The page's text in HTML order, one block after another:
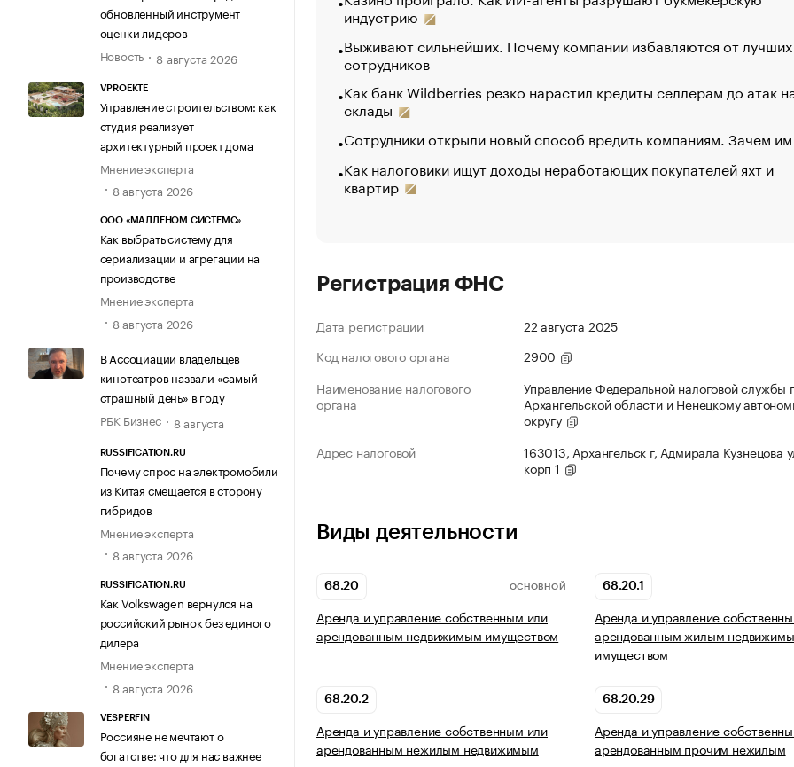
обновленный инструмент
оценки лидеров
Новость
8 августа 2026
VPROEKTE
Управление строительством: как
студия реализует
архитектурный проект дома
Мнение эксперта
8 августа 2026
ООО «МАЛЛЕНОМ СИСТЕМС»
Как выбрать систему для
сериализации и агрегации на
производстве
Мнение эксперта
8 августа 2026
В Ассоциации владельцев
кинотеатров назвали «самый
страшный день» в году
РБК Бизнес
8 августа
RUSSIFICATION.RU
Почему спрос на электромобили
из Китая смещается в сторону
гибридов
Мнение эксперта
8 августа 2026
RUSSIFICATION.RU
Как Volkswagen вернулся на
российский рынок без единого
дилера
Мнение эксперта
8 августа 2026
VESPERFIN
Россияне не мечтают о
богатстве: что для нас важнее
индустрию
Выживают сильнейших. Почему компании избавляются от лучших
сотрудников
Как банк Wildberries резко нарастил кредиты селлерам до атак
склады
Сотрудники открыли новый способ вредить компаниям. Зачем
Как налоговики ищут доходы неработающих покупателей яхт и
квартир
Регистрация ФНС
Дата регистрации
22 августа 2025
Код налогового органа
2900
Наименование налогового
органа
Управление Федеральной налоговой службы
Архангельской области и Ненецкому
округу
Адрес налоговой
163013, Архангельск г, Адмирала Кузнецова
корп 1
Виды деятельности
68.20 ОСНОВНОЙ
Аренда и управление собственным или
арендованным недвижимым имуществом
68.20.1
Аренда и управление
арендованным жилым
имуществом
68.20.2
Аренда и управление собственным или
арендованным нежилым недвижимым
68.20.29
Аренда и управление
арендованным прочим нежилым